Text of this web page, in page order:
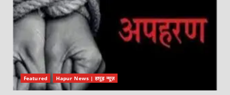
Featured Hapur News | हापुड़ न्यूज़